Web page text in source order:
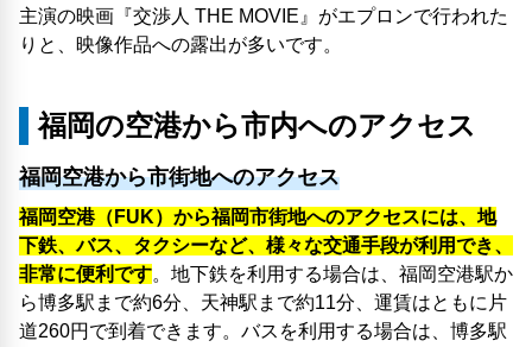
主演の映画『交渉人 THE MOVIE』がエプロンで行われた
りと、映像作品への露出が多いです。
福岡の空港から市内へのアクセス
福岡空港から市街地へのアクセス
福岡空港（FUK）から福岡市街地へのアクセスには、地
下鉄、バス、タクシーなど、様々な交通手段が利用でき、
非常に便利です。地下鉄を利用する場合は、福岡空港駅か
ら博多駅まで約6分、天神駅まで約11分、運賃はともに片
道260円で到着できます。バスを利用する場合は、博多駅